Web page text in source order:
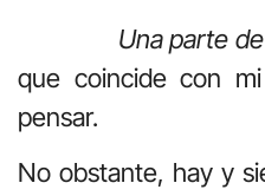
Una parte
que coincide con
pensar.
No obstante, hay y